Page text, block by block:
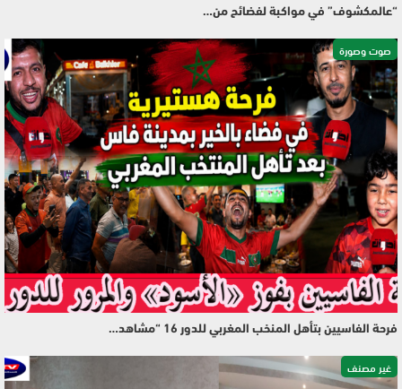
“عالمكشوف” في مواكبة لفضائح من…
صوت وصورة
فرحة الفاسيين بتأهل المنخب المغربي للدور 16 “مشاهد…
غير مصنف